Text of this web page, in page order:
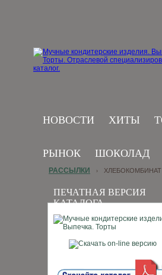
НОВОСТИ ХИТЫ
РЫНОК ШОКОЛАД
ПЕЧАТНАЯ ВЕРСИЯ
КАТАЛОГА
РАССЫЛКИ ›